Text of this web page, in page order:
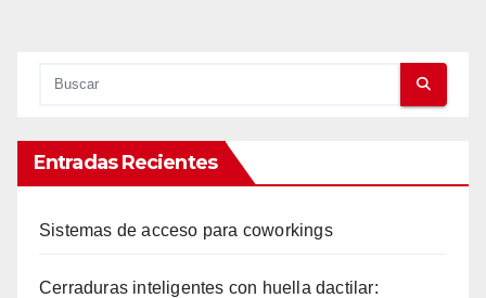
Entradas Recientes
Sistemas de acceso para coworkings
Cerraduras inteligentes con huella dactilar: